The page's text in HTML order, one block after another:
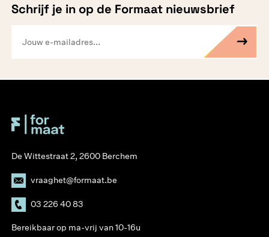
Schrijf je in op de Formaat nieuwsbrief
De Wittestraat 2, 2600 Berchem
vraaghet@formaat.be
03 226 40 83
Bereikbaar op ma-vrij van 10-16u